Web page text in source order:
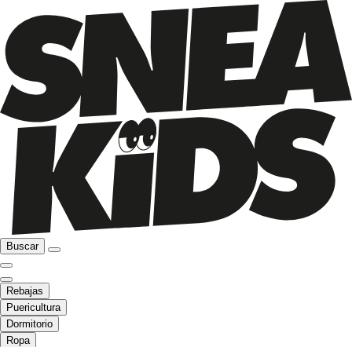
Buscar
Rebajas
Puericultura
Dormitorio
Ropa